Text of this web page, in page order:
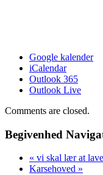
Google kalender
iCalendar
Outlook 365
Outlook Live
Comments are closed.
Begivenhed
« vi skal lær at
Karsehoved »